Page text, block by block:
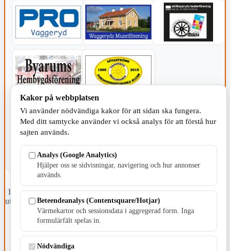
KOMMUNEN
Fristående webbtidningsföretag grundat 1991 som sedan 2002 ger
ut tidningen Skillingaryd.nu och 2010 lanserades Värnamo.nu. Från
april 2026 omfattar Skillingaryd.nu tre kommuner: Gnosjö,
Värnamo och Vaggeryds kommun.
Kontakta oss
E-post: redaktionen@skillingaryd.nu
Kakor på webbplatsen
Vi använder nödvändiga kakor för att sidan ska fungera.
Med ditt samtycke använder vi också analys för att förstå hur
sajten används.
Analys (Google Analytics)
Hjälper oss se sidvisningar, navigering och hur annonser
används.
Beteendeanalys (Contentsquare/Hotjar)
Värmekartor och sessionsdata i aggregerad form. Inga
formulärfält spelas in.
Nödvändiga